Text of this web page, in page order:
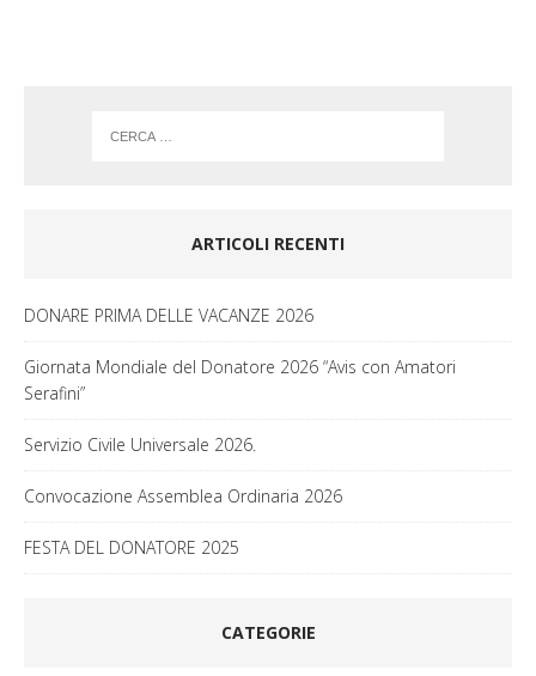
ARTICOLI RECENTI
DONARE PRIMA DELLE VACANZE 2026
Giornata Mondiale del Donatore 2026 “Avis con Amatori
Serafini”
Servizio Civile Universale 2026.
Convocazione Assemblea Ordinaria 2026
FESTA DEL DONATORE 2025
CATEGORIE